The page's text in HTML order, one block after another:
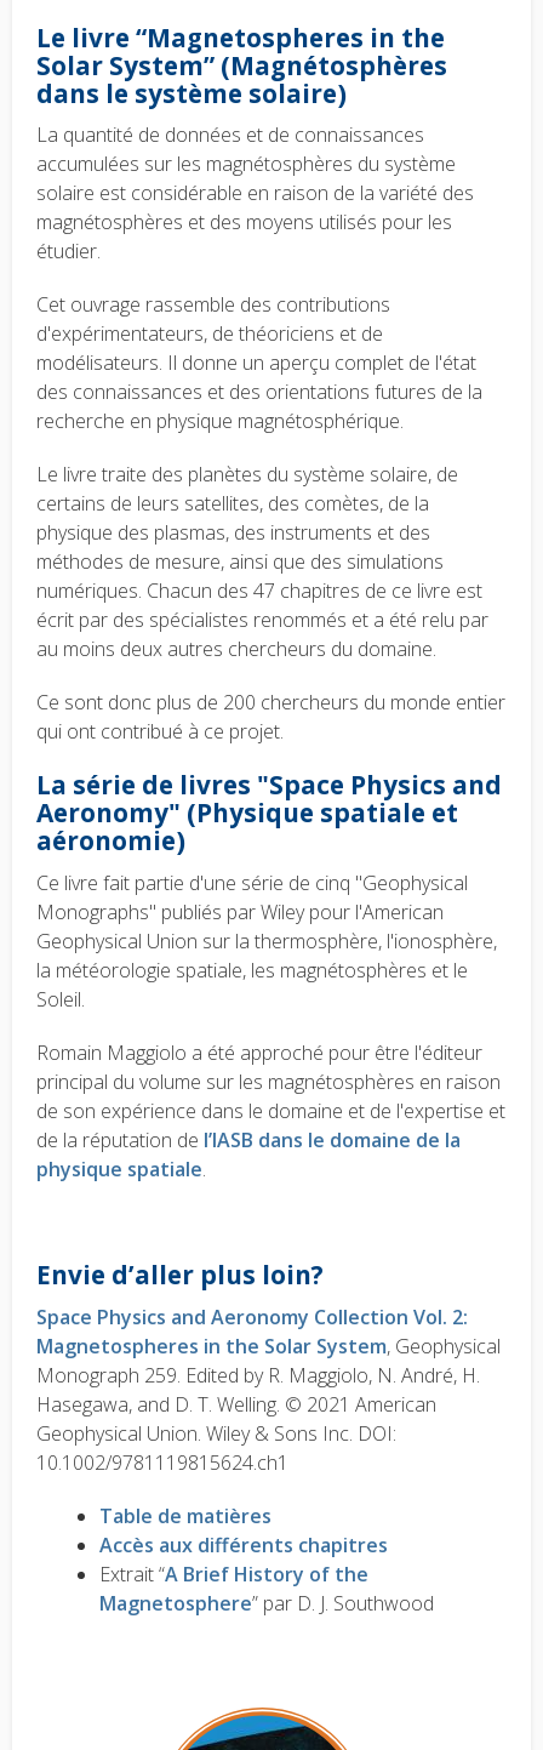
Le livre “Magnetospheres in the
Solar System” (Magnétosphères
dans le système solaire)
La quantité de données et de connaissances
accumulées sur les magnétosphères du système
solaire est considérable en raison de la variété des
magnétosphères et des moyens utilisés pour les
étudier.
Cet ouvrage rassemble des contributions
d'expérimentateurs, de théoriciens et de
modélisateurs. Il donne un aperçu complet de l'état
des connaissances et des orientations futures de la
recherche en physique magnétosphérique.
Le livre traite des planètes du système solaire, de
certains de leurs satellites, des comètes, de la
physique des plasmas, des instruments et des
méthodes de mesure, ainsi que des simulations
numériques. Chacun des 47 chapitres de ce livre est
écrit par des spécialistes renommés et a été relu par
au moins deux autres chercheurs du domaine.
Ce sont donc plus de 200 chercheurs du monde entier
qui ont contribué à ce projet.
La série de livres "Space Physics and
Aeronomy" (Physique spatiale et
aéronomie)
Ce livre fait partie d'une série de cinq "Geophysical
Monographs" publiés par Wiley pour l'American
Geophysical Union sur la thermosphère, l'ionosphère,
la météorologie spatiale, les magnétosphères et le
Soleil.
Romain Maggiolo a été approché pour être l'éditeur
principal du volume sur les magnétosphères en raison
de son expérience dans le domaine et de l'expertise et
de la réputation de l’IASB dans le domaine de la
physique spatiale.
Envie d’aller plus loin?
Space Physics and Aeronomy Collection Vol. 2:
Magnetospheres in the Solar System, Geophysical
Monograph 259. Edited by R. Maggiolo, N. André, H.
Hasegawa, and D. T. Welling. © 2021 American
Geophysical Union. Wiley & Sons Inc. DOI:
10.1002/9781119815624.ch1
Table de matières
Accès aux différents chapitres
Extrait “A Brief History of the
Magnetosphere” par D. J. Southwood